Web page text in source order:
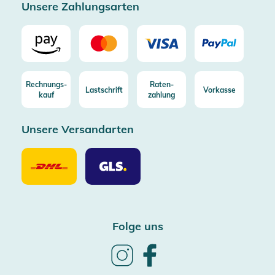
Unsere Zahlungsarten
Rechnungs-
kauf
Lastschrift
Raten-
zahlung
Vorkasse
Unsere Versandarten
Unsere
Versandarten
DHL
Unsere
Versandarten
GLS
Folge uns
Follow